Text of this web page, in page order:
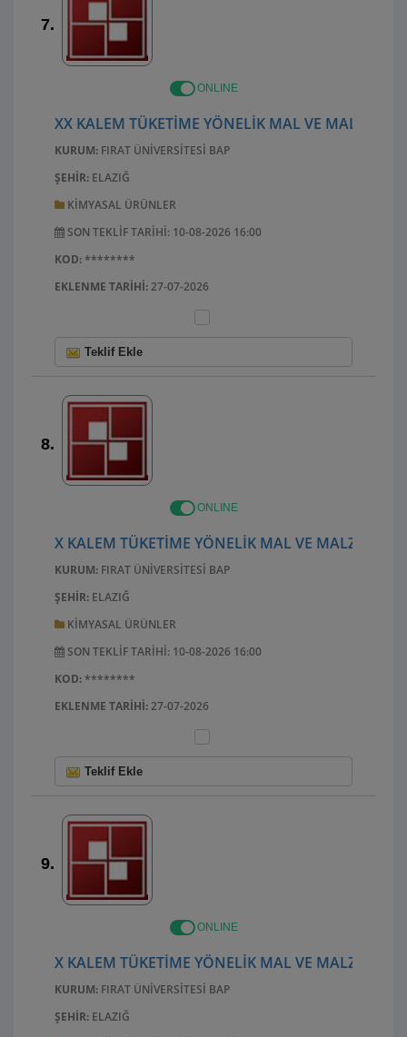
7.
ONLINE
XX KALEM TÜKETIME YÖNELIK MAL VE MALZEME
KURUM: FIRAT ÜNIVERSITESI BAP
ŞEHIR: ELAZIĞ
KIMYASAL ÜRÜNLER
SON TEKLIF TARIHI: 10-08-2026 16:00
KOD:********
EKLENME TARIHI:27-07-2026
Teklif Ekle
8.
ONLINE
X KALEM TÜKETIME YÖNELIK MAL VE MALZEME
KURUM: FIRAT ÜNIVERSITESI BAP
ŞEHIR: ELAZIĞ
KIMYASAL ÜRÜNLER
SON TEKLIF TARIHI: 10-08-2026 16:00
KOD:********
EKLENME TARIHI:27-07-2026
Teklif Ekle
9.
ONLINE
X KALEM TÜKETIME YÖNELIK MAL VE MALZEME
KURUM: FIRAT ÜNIVERSITESI BAP
ŞEHIR: ELAZIĞ